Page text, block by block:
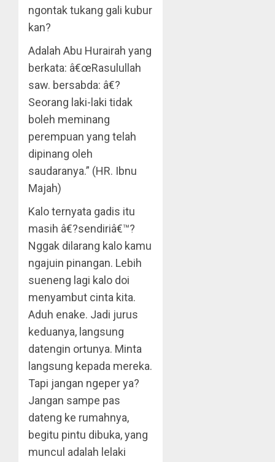
ngontak tukang gali kubur
kan?
Adalah Abu Hurairah yang
berkata: â€œRasulullah
saw. bersabda: â€?
Seorang laki-laki tidak
boleh meminang
perempuan yang telah
dipinang oleh
saudaranya.” (HR. Ibnu
Majah)
Kalo ternyata gadis itu
masih â€?sendiriâ€™?
Nggak dilarang kalo kamu
ngajuin pinangan. Lebih
sueneng lagi kalo doi
menyambut cinta kita.
Aduh enake. Jadi jurus
keduanya, langsung
datengin ortunya. Minta
langsung kepada mereka.
Tapi jangan ngeper ya?
Jangan sampe pas
dateng ke rumahnya,
begitu pintu dibuka, yang
muncul adalah lelaki